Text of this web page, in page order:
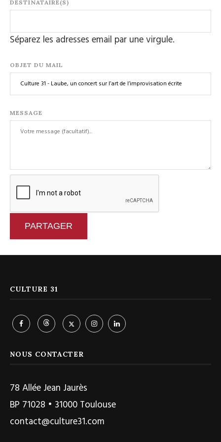
DESTINATAIRE(S)
Séparez les adresses email par une virgule.
OBJET DU MAIL
MESSAGE
PARTAGER
CULTURE 31
NOUS CONTACTER
78 Allée Jean Jaurès
BP 71028 • 31000 Toulouse
contact@culture31.com